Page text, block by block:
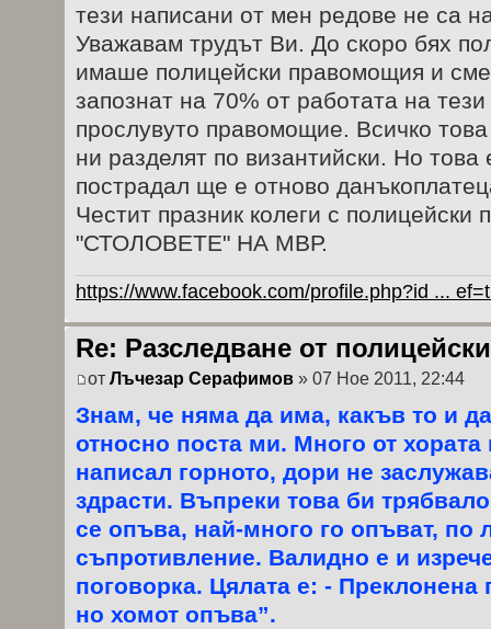
тези написани от мен редове не са
Уважавам трудът Ви. До скоро бях
имаше полицейски правомощия и
запознат на 70% от работата на
прослувуто правомощие. Всичко
ни разделят по византийски. Но
пострадал ще е отново
Честит празник колеги с
"СТОЛОВЕТЕ" НА МВР.
https://www.facebook.com/profile.php?id ...
Re: Разследване от
от Лъчезар Серафимов » 07 Ное 2011, 22:44
Знам, че няма да има, какъв то и
относно поста ми. Много от
написал горното, дори не
здрасти. Въпреки това би
се опъва, най-много го опъват, по
съпротивление. Валидно е и
поговорка. Цялата е: - Преклонена
но хомот опъва”.